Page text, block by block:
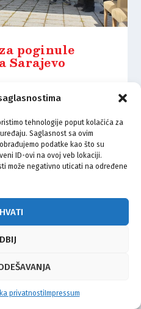
tehnologije poput kolačića za
Saglasnost sa ovim
podatke kao što su
ID-ovi na ovoj veb lokaciji.
može negativno uticati na određene
privatnosti Impressum
poginule
Sarajevo
manjine Grada Zagreba 2026